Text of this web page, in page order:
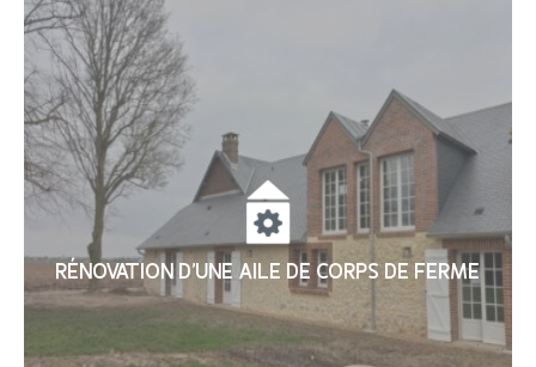
RÉNOVATION D’UNE AILE DE CORPS DE FERME